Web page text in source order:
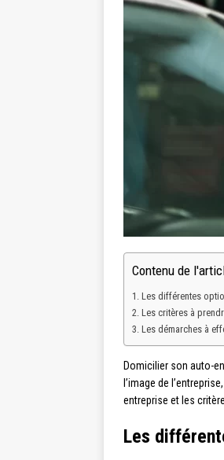
Contenu de
Les différentes
Les critères à
Les démarches à
Domicilier son auto-
l’image de
entreprise et les
Les